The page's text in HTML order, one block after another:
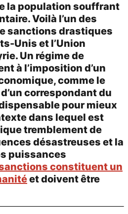
la population souffrant
Voilà l’un des
sanctions drastiques
Unis et l’Union
Un régime de
à l’imposition d’un
comme le
correspondant du
pour mieux
dans lequel est
tremblement de
désastreuses et la
puissances
constituent un
et doivent être